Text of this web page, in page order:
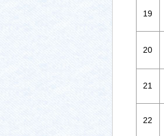
19
20
21
22